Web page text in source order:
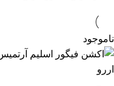
ناموجود